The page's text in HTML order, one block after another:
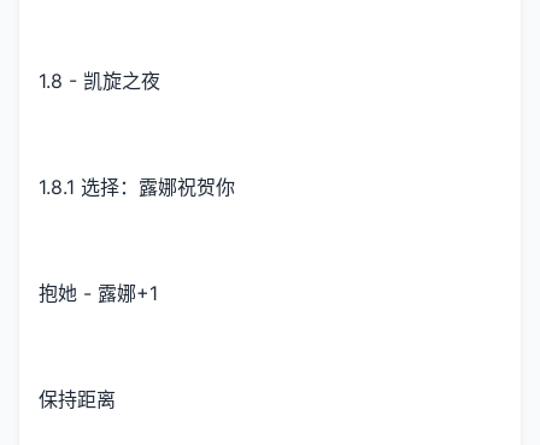
1.8 - 凯旋之夜
1.8.1 选择：露娜祝贺你
抱她 - 露娜+1
保持距离